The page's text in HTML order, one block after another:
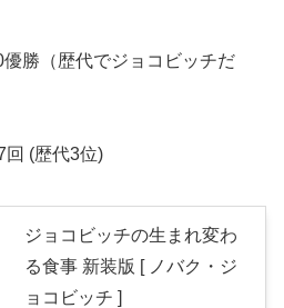
優勝（歴代でジョコビッチだ
回 (歴代3位)
ジョコビッチの生まれ変わ
る食事 新装版 [ ノバク・ジ
ョコビッチ ]